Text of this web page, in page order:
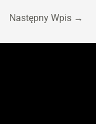
Następny Wpis →